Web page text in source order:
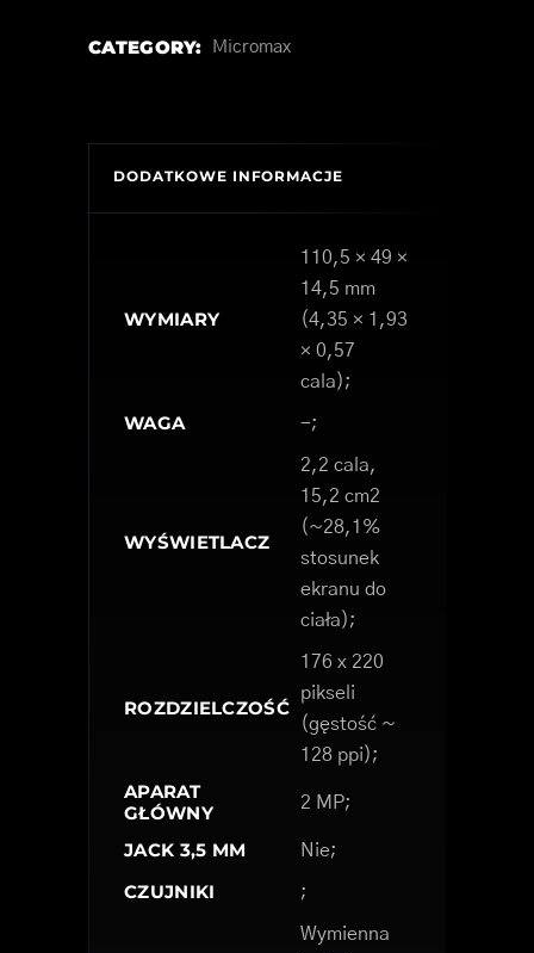
CATEGORY: Micromax
DODATKOWE INFORMACJE
WYMIARY
110,5 × 49 ×
14,5 mm
(4,35 × 1,93
× 0,57
cala);
WAGA -;
WYŚWIETLACZ
2,2 cala,
15,2 cm2
(~28,1%
stosunek
ekranu do
ciała);
ROZDZIELCZOŚĆ
176 x 220
pikseli
(gęstość ~
128 ppi);
APARAT
GŁÓWNY
2 MP;
JACK 3,5 MM Nie;
CZUJNIKI ;
Wymienna